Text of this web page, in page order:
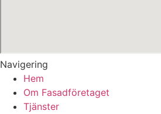
Navigering
Hem
Om Fasadföretaget
Tjänster